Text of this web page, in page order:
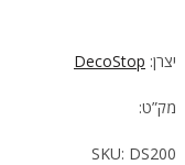
יצרן: DecoStop
מק”ט:
SKU: DS200